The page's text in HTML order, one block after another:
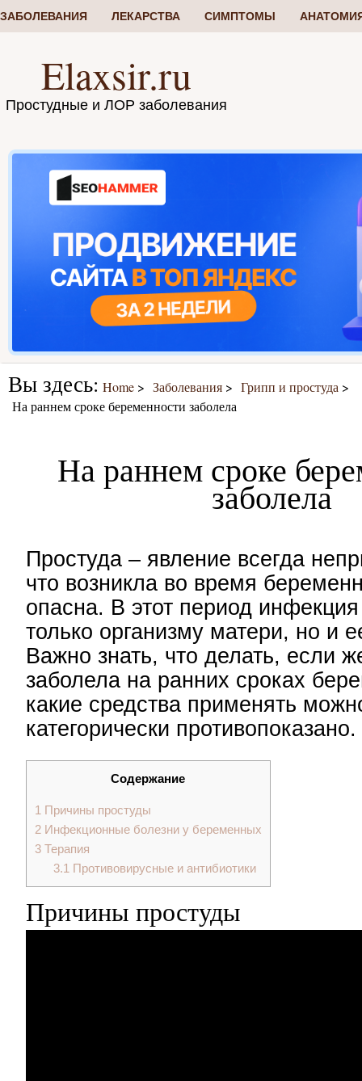
ЗАБОЛЕВАНИЯ ЛЕКАРСТВА СИМПТОМЫ
Elaxsir.ru
Простудные и ЛОР заболевания
Вы здесь: Home Заболевания
Грипп и простуда
На раннем сроке беременности заболела
На раннем сроке
заболела
Простуда – явление всегда
что возникла во время
опасна. В этот период
только организму матери, но и
Важно знать, что делать, если
заболела на ранних сроках
какие средства применять
категорически противопоказано.
Содержание
1 Причины простуды
2 Инфекционные болезни у беременных
3 Терапия
3.1 Противовирусные и антибиотики
Причины простуды